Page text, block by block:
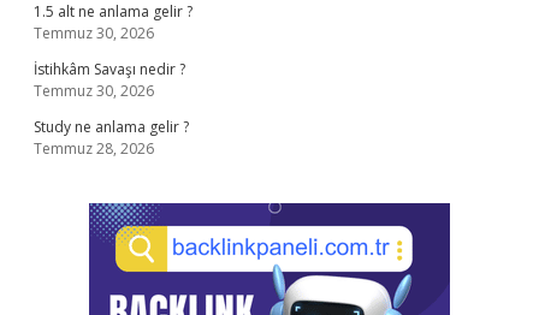
1.5 alt ne anlama gelir ?
Temmuz 30, 2026
İstihkâm Savaşı nedir ?
Temmuz 30, 2026
Study ne anlama gelir ?
Temmuz 28, 2026